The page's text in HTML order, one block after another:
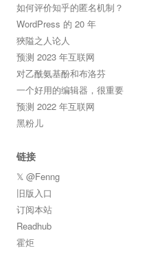
如何评价知乎的匿名机制？
WordPress 的 20 年
狹隘之人论人
预测 2023 年互联网
对乙酰氨基酚和布洛芬
一个好用的编辑器，很重要
预测 2022 年互联网
黑粉儿
链接
𝕏 @Fenng
旧版入口
订阅本站
Readhub
霍炬